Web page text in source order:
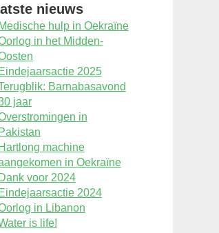
nieuws
Medische hulp in Oekraïne
in het Midden-
Eindejaarsactie 2025
Barnabasavond
jaar
in
Pakistan
Hartlong machine
in Oekraïne
Dank voor 2024
Eindejaarsactie 2024
in Libanon
is life!